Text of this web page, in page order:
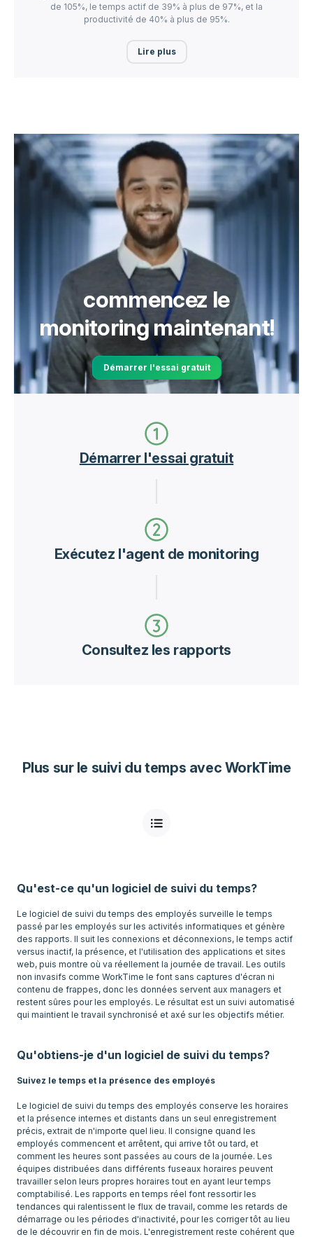
de 105%, le temps actif de 39% à plus de 97%, et la
productivité de 40% à plus de 95%.
Lire plus
commencez le
monitoring maintenant!
Démarrer l'essai gratuit
Démarrer l'essai gratuit
Exécutez l'agent de monitoring
Consultez les rapports
Plus sur le suivi du temps avec WorkTime
Qu'est-ce qu'un logiciel de suivi du temps?
Le logiciel de suivi du temps des employés surveille le temps
passé par les employés sur les activités informatiques et génère
des rapports. Il suit les connexions et déconnexions, le temps actif
versus inactif, la présence, et l'utilisation des applications et sites
web, puis montre où va réellement la journée de travail. Les outils
non invasifs comme WorkTime le font sans captures d'écran ni
contenu de frappes, donc les données servent aux managers et
restent sûres pour les employés. Le résultat est un suivi automatisé
qui maintient le travail synchronisé et axé sur les objectifs métier.
Qu'obtiens-je d'un logiciel de suivi du temps?
Suivez le temps et la présence des employés
Le logiciel de suivi du temps des employés conserve les horaires
et la présence internes et distants dans un seul enregistrement
précis, extrait de n'importe quel lieu. Il consigne quand les
employés commencent et arrêtent, qui arrive tôt ou tard, et
comment les heures sont passées au cours de la journée. Les
équipes distribuées dans différents fuseaux horaires peuvent
travailler selon leurs propres horaires tout en ayant leur temps
comptabilisé. Les rapports en temps réel font ressortir les
tendances qui ralentissent le flux de travail, comme les retards de
démarrage ou les périodes d'inactivité, pour les corriger tôt au lieu
de le découvrir en fin de mois. L'enregistrement reste cohérent que